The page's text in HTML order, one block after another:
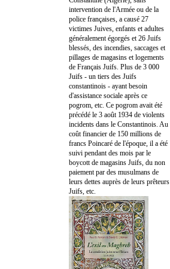
intervention de l'Armée ou de la
police françaises, a causé 27
victimes Juives, enfants et adultes
généralement égorgés et 26 Juifs
blessés, des incendies, saccages et
pillages de magasins et logements
de Français Juifs. Plus de 3 000
Juifs - un tiers des Juifs
constantinois - ayant besoin
d'assistance sociale après ce
pogrom, etc. Ce pogrom avait été
précédé le 3 août 1934 de violents
incidents dans le Constantinois. Au
coût financier de 150 millions de
francs Poincaré de l'époque, il a été
suivi pendant des mois par le
boycott de magasins Juifs, du non
paiement par des musulmans de
leurs dettes auprès de leurs prêteurs
Juifs, etc.